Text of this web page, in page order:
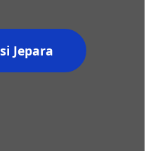
Jepara